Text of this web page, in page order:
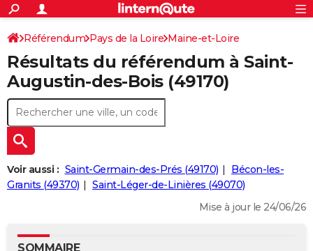
ACTUALITÉS
Politique
Société
Faits Divers
Education
Monde
Villes
+
SPORT
Coupe du monde 2026
Football
Tennis
Cyclisme
Rugby
Forum
Programme TV
TNT
Streaming
Cinéma
Sorties cinéma
Musique
+
FINANCE
Retraite
Impôts
Epargne
Immobilier
Risques naturels par ville
Banque
Assurance
Crédit
AUTO
Essais
Réserver un essai
Citadines
Berlines
SUV
Forum auto
+
HIGH-TECH
Mobiles
Meilleur smartphone
Internet
Ordinateurs
Jeux vidéo
Guide high-tech
+
BRICOLAGE
Guides de France
Escapades
Patrimoine
Expositions
Musées
Week-end nature
LIFESTYLE
Rechercher
S'inscrire
Connexion
Référendum Pays de la Loire Maine-et-Loire
Saint-Augustin-des-Bois
Résultats du référendum à Saint-
Augustin-des-Bois (49170)
Voir aussi : Saint-Germain-des-Prés (49170)
Bécon-les-
Granits (49370)
Saint-Léger-de-Linières (49070)
Mise à jour le 24/06/26
SOMMAIRE